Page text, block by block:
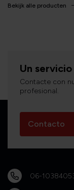
Bekijk alle producten
Un
Contacte con
profesional.
Contacto
06-